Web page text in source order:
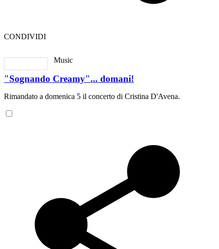
CONDIVIDI
Music
"Sognando Creamy"... domani!
Rimandato a domenica 5 il concerto di Cristina D'Avena.